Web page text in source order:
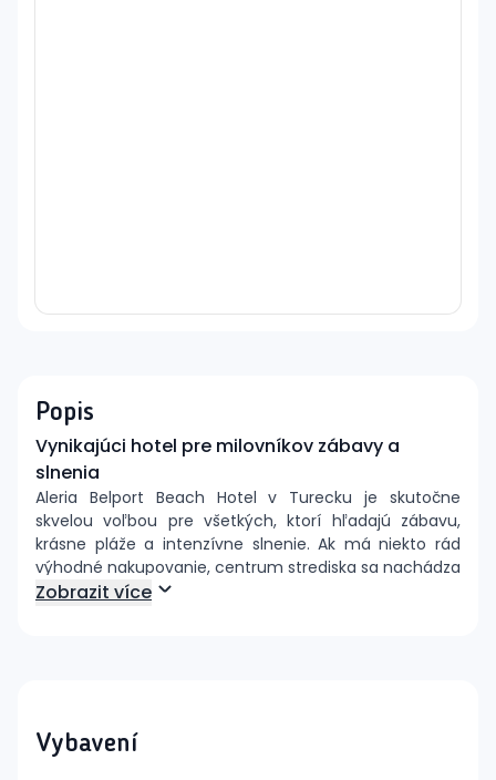
Popis
Vynikajúci hotel pre milovníkov zábavy a
slnenia
Aleria Belport Beach Hotel v Turecku je skutočne
skvelou voľbou pre všetkých, ktorí hľadajú zábavu,
krásne pláže a intenzívne slnenie. Ak má niekto rád
výhodné nakupovanie, centrum strediska sa nachádza
len na skok od hotela.
ktorý je len 12 km ďaleko, a s medzinárodným letiskom
v Antalyi, vzdialeným 40 km, je príchod do hotela
Zobrazit více
Vybavení